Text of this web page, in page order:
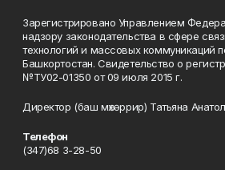
Зарегистрировано Управлением
надзору законодательства в сфере
технологий и массовых коммуникаций
Башкортостан. Свидетельство о
№ТУ02-01350 от 09 июля 2015 г.
Директор (баш мөхәррир) Татьяна
Телефон
(347)68 3-28-50